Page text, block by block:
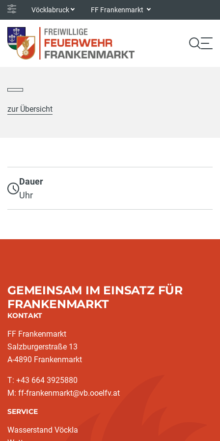
Vöcklabruck FF Frankenmarkt
zur Übersicht
Dauer
Uhr
GEMEINSAM IM EINSATZ FÜR
FRANKENMARKT
KONTAKT
FF Frankenmarkt
Salzburgerstraße 13
A-4890 Frankenmarkt
T: +43 664 3925880
M: ff-frankenmarkt@vb.ooelfv.at
SERVICE
Wasserstand Vöckla